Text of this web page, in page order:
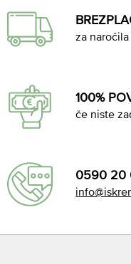
za
100%
če niste
0590 20